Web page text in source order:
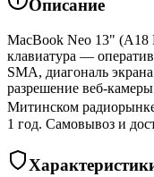
Описание
MacBook Neo 13" (A18
клавиатура —
SMA, диагональ
разрешение веб-
Митинском
1 год. Самовывоз и